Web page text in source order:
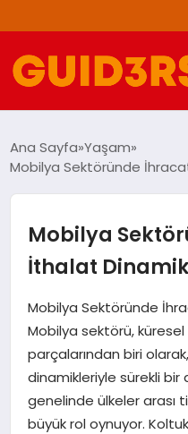
YAŞAM
TEKNOLOJI
SPOR
SAĞLIK
EKONOMI
MAGAZIN
Ana Sayfa Yaşam
Mobilya Sektöründe
Mobilya
İthalat
Mobilya Sektöründe
Mobilya sektörü,
parçalarından biri
dinamikleriyle sürekli bir
genelinde ülkeler arası
büyük rol oynuyor. Koltuk